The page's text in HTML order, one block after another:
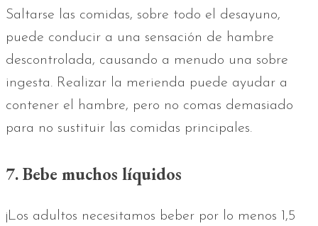
Saltarse las comidas, sobre todo el desayuno,
puede conducir a una sensación de hambre
descontrolada, causando a menudo una sobre
ingesta. Realizar la merienda puede ayudar a
contener el hambre, pero no comas demasiado
para no sustituir las comidas principales.
7. Bebe muchos líquidos
¡Los adultos necesitamos beber por lo menos 1,5